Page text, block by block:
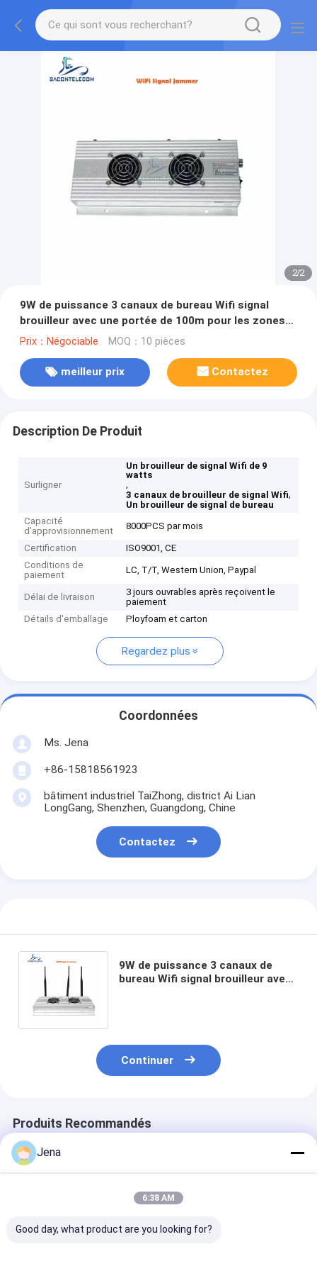
2/2
9W de puissance 3 canaux de bureau Wifi signal
brouilleur avec une portée de 100m pour les zones
sécurisées
Prix：Négociable MOQ：10 pièces
meilleur prix Contactez
Description De Produit
Surligner
Un brouilleur de signal Wifi de 9
watts
,
3 canaux de brouilleur de signal Wifi,
Un brouilleur de signal de bureau
Capacité
d'approvisionnement
8000PCS par mois
Certification
ISO9001, CE
Conditions de
paiement
LC, T/T, Western Union, Paypal
Délai de livraison
3 jours ouvrables après reçoivent le
paiement
Détails d'emballage
Ployfoam et carton
Regardez plus
Coordonnées
Ms. Jena
+86-15818561923
bâtiment industriel TaiZhong, district Ai Lian
LongGang, Shenzhen, Guangdong, Chine
Contactez
9W de puissance 3 canaux de
bureau Wifi signal brouilleur avec
Continuer
Produits Recommandés
Jena
6:38 AM
Good day, what product are you looking for?